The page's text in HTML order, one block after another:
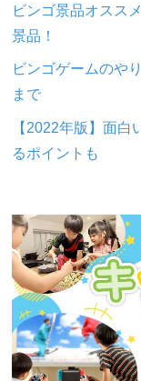
ビンゴ景品オスス
景品！
ビンゴゲームのや
まで
【2022年版】面
るポイントも